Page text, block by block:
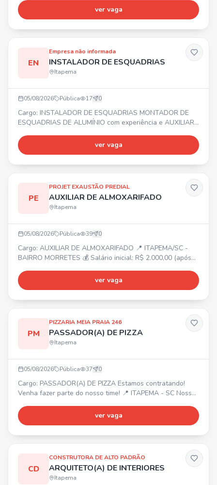
noturno, Bonificação por metas, Gympass, 2 consultas
online com psicólogo/mês, Consulta nutricionista,
ver vaga
EN
Empresa não informada
INSTALADOR DE ESQUADRIAS
Itapema
05/08/2026 Pública 17 0
Cargo: INSTALADOR DE ESQUADRIAS MONTADOR DE
ESQUADRIAS DE ALUMÍNIO com experiência e AUXILIAR
Segunda a Sexta-feira 💰 Salário, Vale Alimentação,
Bonificação e Seguro de vida. ✅ Necessário experiência
ver vaga
PE
PROJET EXAUSTÃO PREDIAL
AUXILIAR DE ALMOXARIFADO
Itapema
05/08/2026 Pública 39 0
Cargo: AUXILIAR DE ALMOXARIFADO 📍 ITAPEMA/SC -
BAIRRO MORRETES 💰 Salário inicial: R$ 2.000,00 (após
sexta-feira 📋 Atividades: Organizar e cuidar do estoque;
Contar e conferir o estoque; Entregar peças e materiais à
ver vaga
PM
PIZZARIA MEIA PRAIA 246
PASSADOR(A) DE PIZZA
Itapema
05/08/2026 Pública 37 0
Cargo: PASSADOR(A) DE PIZZA Estamos contratando!
Venha fazer parte do nosso time! 📍 ITAPEMA - SC Nossa
oportunidade de crescimento, reconhecimento e
valorização. Interessados, entrem em contato com Gabriel
ver vaga
CD
CONSTRUTORA DE ALTO PADRÃO
ARQUITETO(A) DE INTERIORES
Itapema